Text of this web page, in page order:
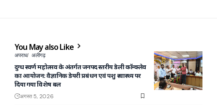
You May also Like
अपराध अलीगढ़
दुग्ध स्वर्ण महोत्सव के अंतर्गत जनपद स्तरीय डेली कॉन्क्लेव
का आयोजन: वैज्ञानिक डेयरी प्रबंधन एवं पशु स्वास्थ्य पर
दिया गया विशेष बल
अगस्त 5, 2026